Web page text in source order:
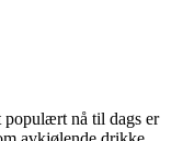
populært nå til dags er